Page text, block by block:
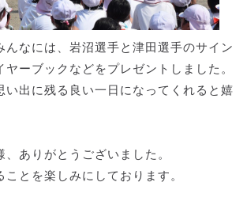
んなには、岩沼選手と津田選手のサイン
ヤーブックなどをプレゼントしました。
い出に残る良い一日になってくれると嬉
ありがとうございました。
ことを楽しみにしております。